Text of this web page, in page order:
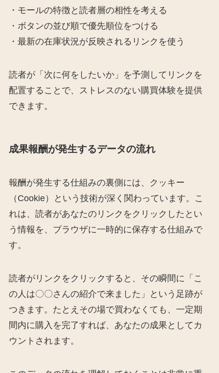
・モールの特徴と読者層の相性を考える
・ボタンの並び順で優先順位をつける
・最新の在庫状況が反映されるリンクを使う
読者が「次に何をしたいか」を予測してリンクを
配置することで、ストレスのない購買体験を提供
できます。
成果報酬が発生するデータの流れ
報酬が発生する仕組みの裏側には、クッキー
（Cookie）という技術が深く関わっています。こ
れは、読者があなたのリンクをクリックしたとい
う情報を、ブラウザに一時的に保存する仕組みで
す。
読者がリンクをクリックすると、その瞬間に「こ
の人は〇〇さんの紹介で来ました」という足跡が
つきます。たとえその場で買わなくても、一定期
間内に購入を完了すれば、あなたの成果としてカ
ウントされます。